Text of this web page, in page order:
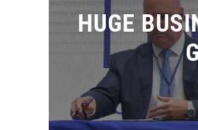
HUGE